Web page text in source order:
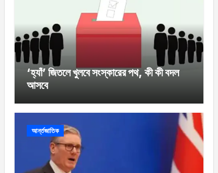
‘হ্যাঁ’ জিতলে খুলবে সংস্কারের পথ, কী কী বদল
আসবে
আর্ন্তজাতিক